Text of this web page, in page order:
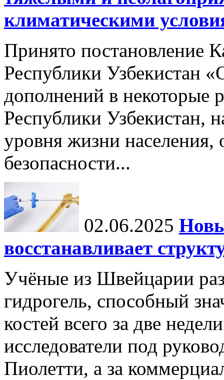
климатическими
Принято постановление
Республики Узбекистан
дополнений в некоторые
Республики Узбекистан,
уровня жизни населения,
безопасности...
02.06.2025
восстанавливает
Учёные из Швейцарии
гидрогель, способный
костей всего за две
исследователи под
Пиолетти, а за